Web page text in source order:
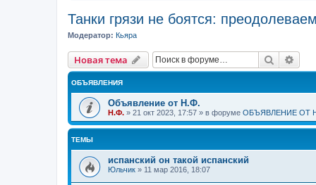
Танки грязи не боятся:
Модератор: Кьяра
Новая тема Поиск
ОБЪЯВЛЕНИЯ
Объявление от Н.Ф.
Н.Ф. » 21 окт 2023, 17:57 » в форуме ОБЪЯВЛЕНИЕ ОТ
ТЕМЫ
испанский он такой испанский
Юльчик » 11 мар 2016, 18:07